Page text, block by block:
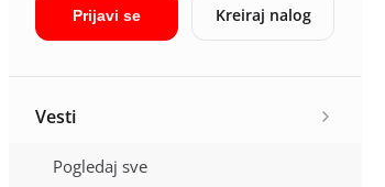
Prijavi se Kreiraj nalog
Vesti
Pogledaj sve